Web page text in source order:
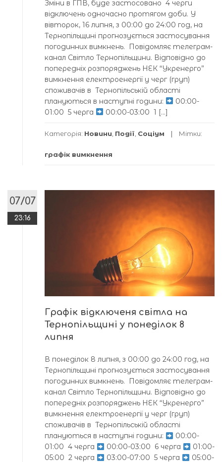
Зміни в ГПВ, буде застосовано 4 черги
відключень одночасно протягом доби. У
вівторок, 16 липня, з 00:00 до 24:00 год, на
Тернопільщині прогнозується застосування
погодинних вимкнень. Повідомляє телеграм-
канал Світло Тернопільщини. Відповідно до
попередніх розпоряджень НЕК “Укренерго”
вимкнення електроенергії у черг (груп)
споживачів в Тернопільській області
плануються в наступні години:
00:00-
01:00 5 черга
00:00-03:00 1 […]
Категорія: Новини Події Соціум Мітки:
графік вимкнення
07/07
23:16
Графік відключеня світла на
Тернопільщині у понеділок 8
липня
В понеділок 8 липня, з 00:00 до 24:00 год, на
Тернопільщині прогнозується застосування
погодинних вимкнень. Повідомляє телеграм-
канал Світло Тернопільщини. Відповідно до
попередніх розпоряджень НЕК “Укренерго”
вимкнення електроенергії у черг (груп)
споживачів в Тернопільській області
плануються в наступні години:
00:00-
01:00 4 черга
00:00-03:00 6 черга
01:00-
05:00 2 черга
03:00-07:00 5 черга
05:00-